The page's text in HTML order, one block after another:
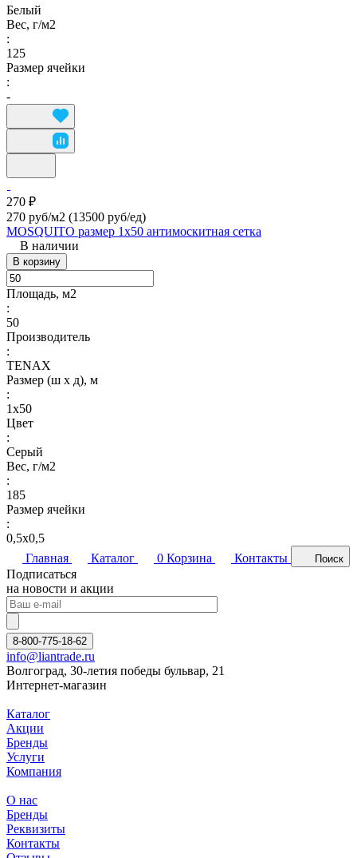
Белый
Вес, г/м2
:
125
Размер ячейки
:
-
270 ₽
270 руб/м2 (13500 руб/eд)
MOSQUITO размер 1х50 антимоскитная сетка
В наличии
В корзину
Площадь, м2
:
50
Производитель
:
TENAX
Размер (ш х д), м
:
1х50
Цвет
:
Серый
Вес, г/м2
:
185
Размер ячейки
:
0,5х0,5
Главная
Каталог 0 Корзина Контакты Поиск
Подписаться
на новости и акции
8-800-775-18-62
info@liantrade.ru
Волгоград, 30-летия победы бульвар, 21
Интернет-магазин
Каталог
Акции
Бренды
Услуги
Компания
О нас
Бренды
Реквизиты
Контакты